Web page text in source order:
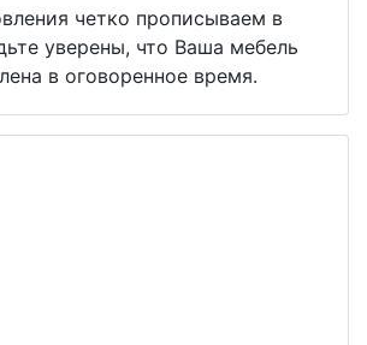
четко прописываем в
уверены, что Ваша мебель
в оговоренное время.